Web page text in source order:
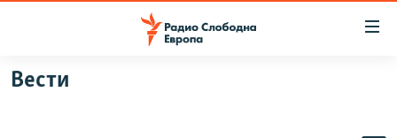
Оди
наВести